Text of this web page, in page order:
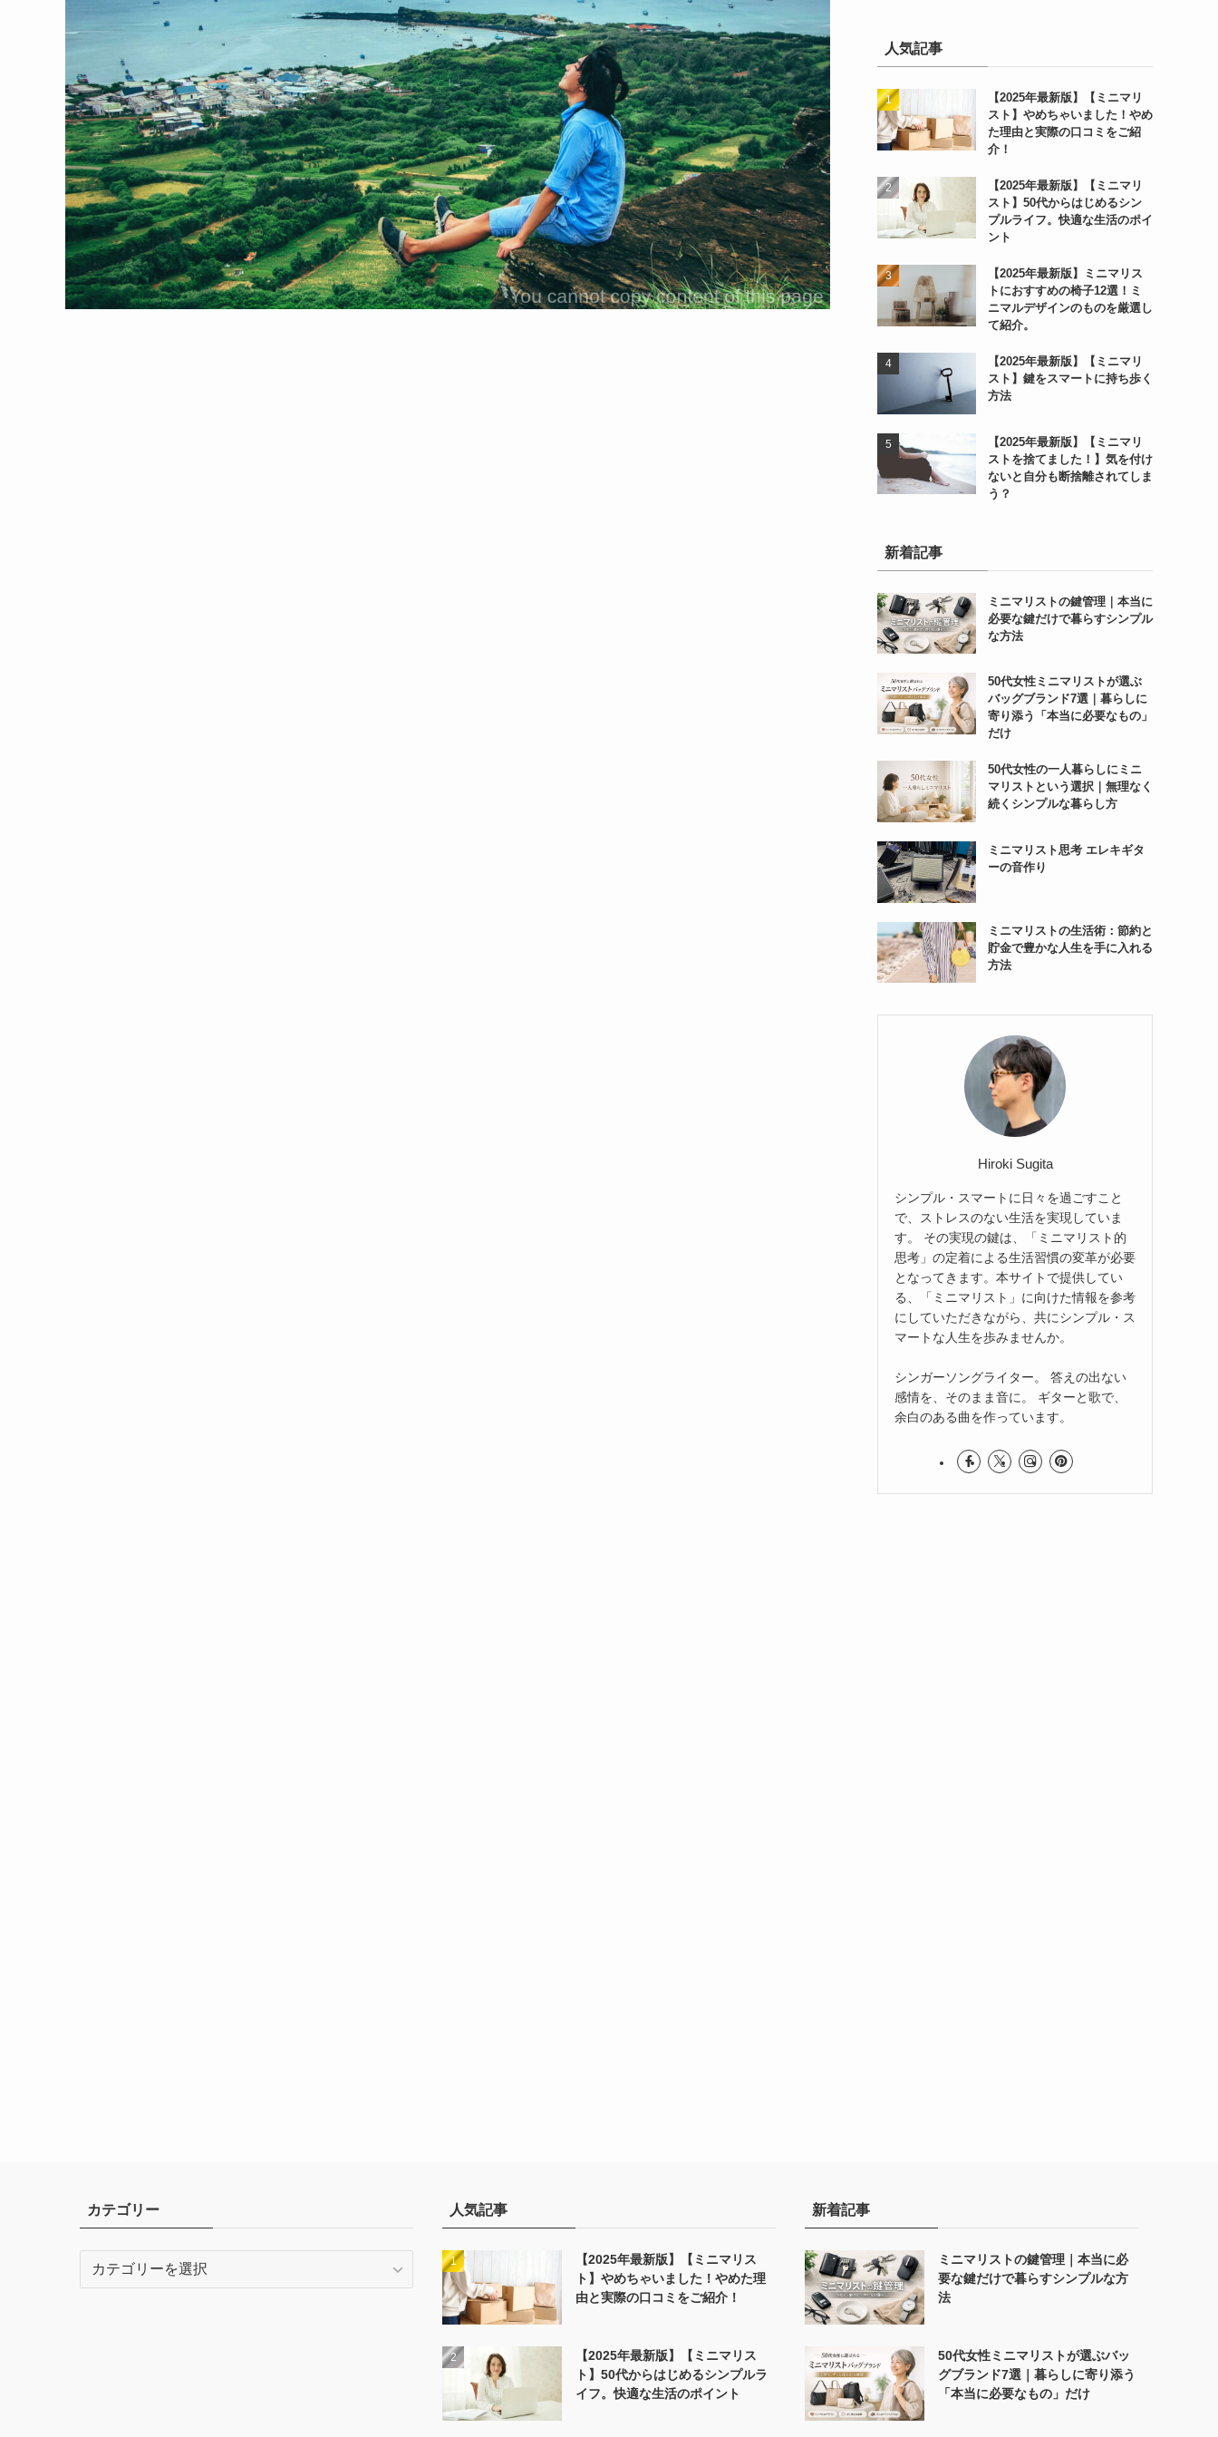
人気記事
【2025年最新版】【ミニマリ
スト】やめちゃいました！やめ
た理由と実際の口コミをご紹
介！
【2025年最新版】【ミニマリ
スト】50代からはじめるシン
プルライフ。快適な生活のポイ
ント
【2025年最新版】ミニマリス
トにおすすめの椅子12選！ミ
ニマルデザインのものを厳選し
て紹介。
【2025年最新版】【ミニマリ
スト】鍵をスマートに持ち歩く
方法
【2025年最新版】【ミニマリ
ストを捨てました！】気を付け
ないと自分も断捨離されてしま
う？
新着記事
ミニマリストの鍵管理｜本当に
必要な鍵だけで暮らすシンプル
な方法
50代女性ミニマリストが選ぶ
バッグブランド7選｜暮らしに
寄り添う「本当に必要なもの」
だけ
50代女性の一人暮らしにミニ
マリストという選択｜無理なく
続くシンプルな暮らし方
ミニマリスト思考 エレキギタ
ーの音作り
ミニマリストの生活術：節約と
貯金で豊かな人生を手に入れる
方法
Hiroki Sugita
シンプル・スマートに日々を過ごすこと
で、ストレスのない生活を実現していま
す。 その実現の鍵は、「ミニマリスト的
思考」の定着による生活習慣の変革が必要
となってきます。本サイトで提供してい
る、「ミニマリスト」に向けた情報を参考
にしていただきながら、共にシンプル・ス
マートな人生を歩みませんか。
シンガーソングライター。 答えの出ない
感情を、そのまま音に。 ギターと歌で、
余白のある曲を作っています。
カテゴリー 人気記事
【2025年最新版】【ミニマリス
ト】やめちゃいました！やめた理
由と実際の口コミをご紹介！
【2025年最新版】【ミニマリス
ト】50代からはじめるシンプルラ
イフ。快適な生活のポイント
新着記事
ミニマリストの鍵管理｜本当に必
要な鍵だけで暮らすシンプルな方
法
50代女性ミニマリストが選ぶバッ
グブランド7選｜暮らしに寄り添う
「本当に必要なもの」だけ